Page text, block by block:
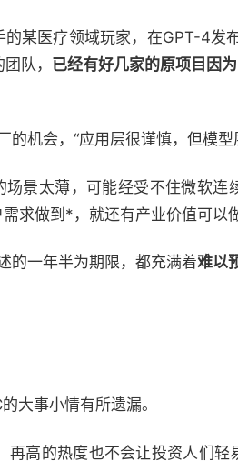
某医疗领域玩家，在GPT-4发布
队， 已经有好几家的原项目因
的机会，“应用层很谨慎，但模型
景太薄，可能经受不住微软连
求做到*，就还有产业价值可以做
的一年半为期限，都充满着难以
大事小情有所遗漏。
再高的热度也不会让投资人们